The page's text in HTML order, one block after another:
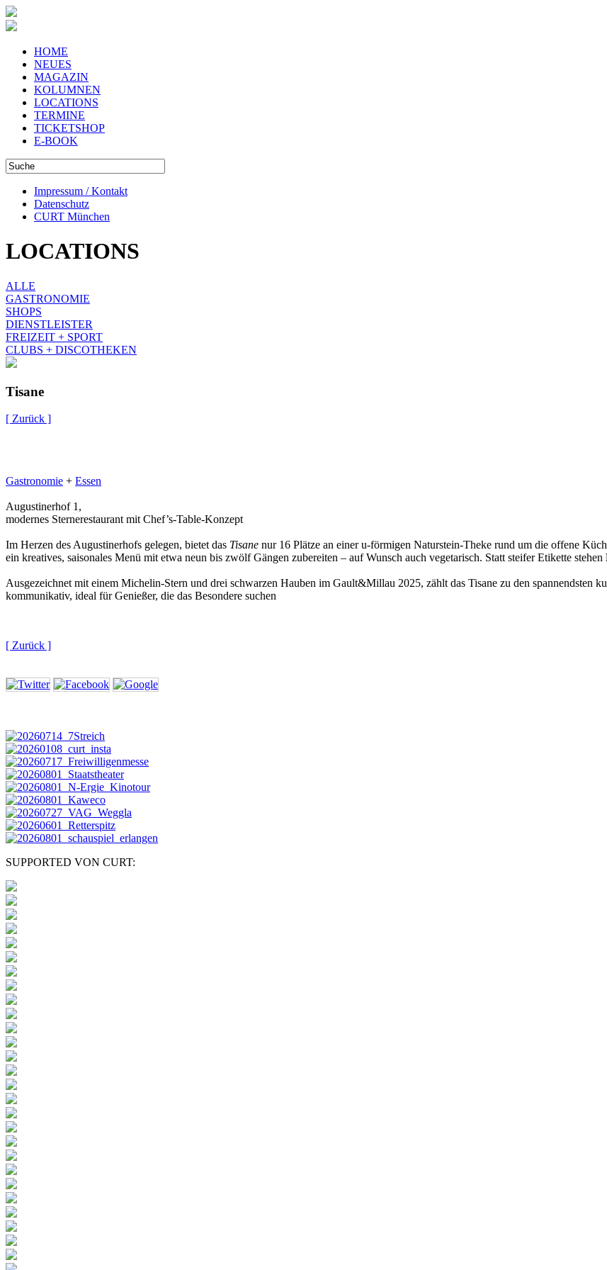
HOME
NEUES
MAGAZIN
KOLUMNEN
LOCATIONS
TERMINE
TICKETSHOP
E-BOOK
Impressum / Kontakt
Datenschutz
CURT München
LOCATIONS
ALLE
GASTRONOMIE
SHOPS
DIENSTLEISTER
FREIZEIT + SPORT
CLUBS + DISCOTHEKEN
Tisane
[ Zurück ]
Gastronomie + Essen
Augustinerhof 1,
modernes Sternerestaurant mit Chef’s-Table-Konzept
Im Herzen des Augustinerhofs gelegen, bietet das Tisane nur 16 Plätze an einer u-förmigen Naturstein-Theke rund um die offene
ein kreatives, saisonales Menü mit etwa neun bis zwölf Gängen zubereiten – auf Wunsch auch vegetarisch. Statt steifer Etikette stehen
Ausgezeichnet mit einem Michelin-Stern und drei schwarzen Hauben im Gault&Millau 2025, zählt das Tisane zu den spannendsten
kommunikativ, ideal für Genießer, die das Besondere suchen
[ Zurück ]
SUPPORTED VON CURT: